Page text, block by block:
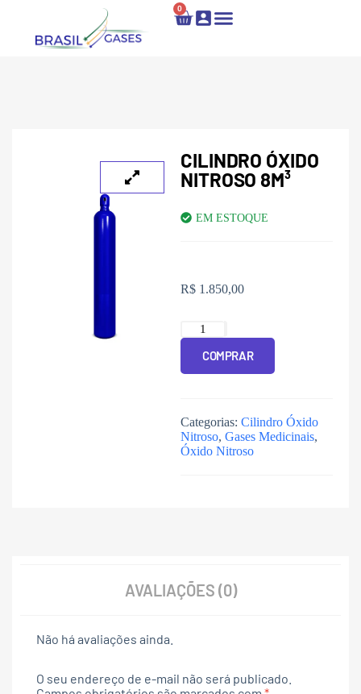
0
CILINDRO ÓXIDO
NITROSO 8M³
EM ESTOQUE
R$ 1.850,00
COMPRAR
Categorias: Cilindro Óxido
Nitroso, Gases Medicinais,
Óxido Nitroso
AVALIAÇÕES (0)
Não há avaliações ainda.
O seu endereço de e-mail não será publicado.